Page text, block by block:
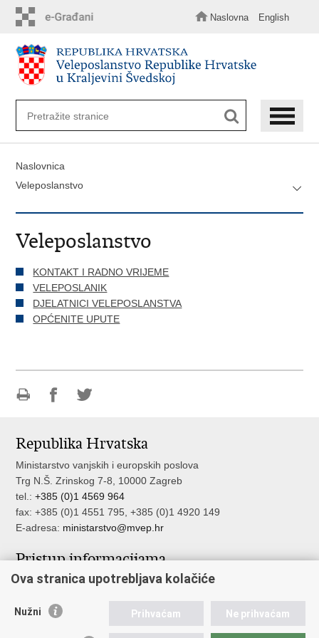
sadržaj
Naslovna English
Naslovnica
Veleposlanstvo
Veleposlanstvo
KONTAKT I RADNO VRIJEME
VELEPOSLANIK
DJELATNICI VELEPOSLANSTVA
OPĆENITE UPUTE
Facebooku
Twitteru
Republika Hrvatska
Ministarstvo vanjskih i europskih poslova
Trg N.Š. Zrinskog 7-8, 10000 Zagreb
tel.:+385 (0)1 4569 964
fax: +385 (0)1 4551 795, +385 (0)1 4920 149
E-adresa: ministarstvo@mvep.hr
Pristup informacijama
Pristup informacijama
Nepravilnosti
Ova stranica upotrebljava kolačiće
Nužni Prihvaćam Ne prihvaćam